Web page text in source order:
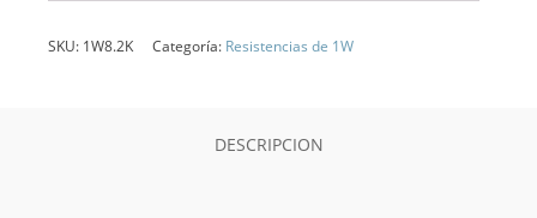
SKU: 1W8.2K Categoría: Resistencias de 1W
DESCRIPCION